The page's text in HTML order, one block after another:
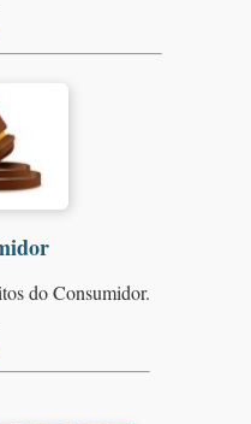
do Consumidor.